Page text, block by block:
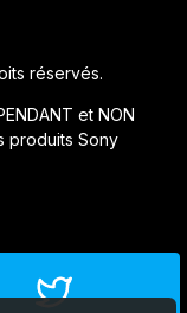
réservés.
et NON
produits Sony